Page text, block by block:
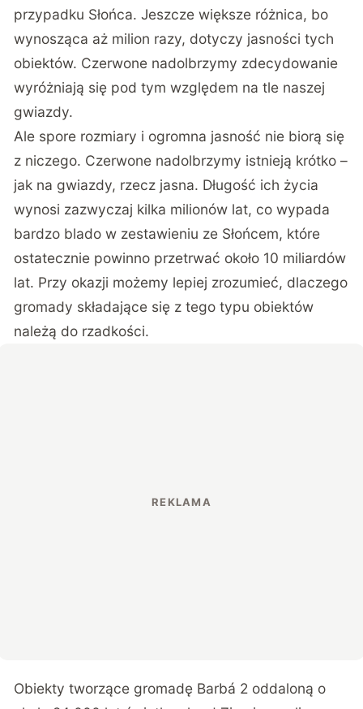
przypadku Słońca. Jeszcze większe różnica, bo
wynosząca aż milion razy, dotyczy jasności tych
obiektów. Czerwone nadolbrzymy zdecydowanie
wyróżniają się pod tym względem na tle naszej
gwiazdy.
Ale spore rozmiary i ogromna jasność nie biorą się
z niczego. Czerwone nadolbrzymy istnieją krótko –
jak na gwiazdy, rzecz jasna. Długość ich życia
wynosi zazwyczaj kilka milionów lat, co wypada
bardzo blado w zestawieniu ze Słońcem, które
ostatecznie powinno przetrwać około 10 miliardów
lat. Przy okazji możemy lepiej zrozumieć, dlaczego
gromady składające się z tego typu obiektów
należą do rzadkości.
Obiekty tworzące gromadę Barbá 2 oddaloną o